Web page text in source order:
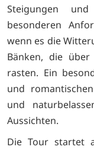
Steigungen
besonderen
wenn es die
Bänken, die
rasten. Ein
und
und
Aussichten.
Die Tour startet